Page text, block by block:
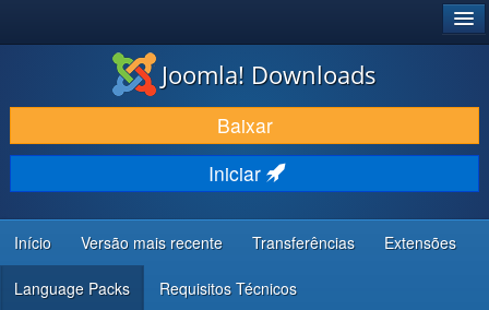
BAIXAR E APRIMORAR
DESCUBRA & APRENDA
COMUNIDADE & SUPORTE
RECURSOS PARA DESENVOLVEDORES
Joomla! Downloads
Baixar
Iniciar
Início Versão mais recente Transferências Extensões
Language Packs Requisitos Técnicos